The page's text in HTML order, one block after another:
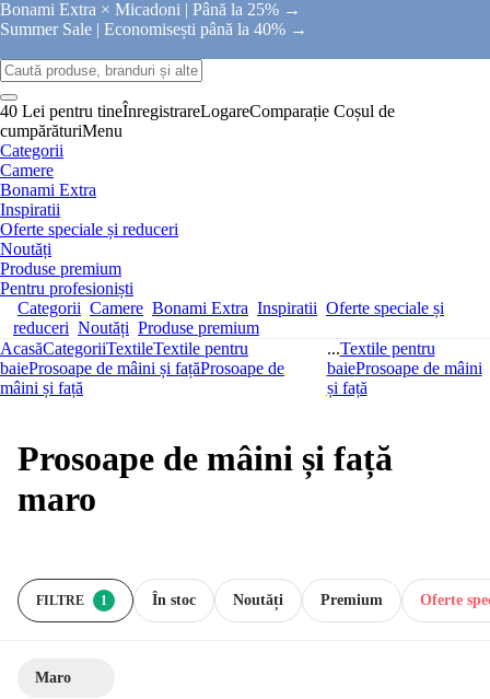
Bonami Extra × Micadoni | Până la 25% →
Summer Sale | Economisești până la 40% →
40 Lei pentru tineÎnregistrareLogareComparație Coșul de
cumpărăturiMenu
Categorii
Camere
Bonami Extra
Inspiratii
Oferte speciale și reduceri
Noutăți
Produse premium
Pentru profesioniști
Categorii Camere Bonami Extra Inspiratii Oferte speciale și
reduceri Noutăți Produse premium
AcasăCategoriiTextileTextile pentru
baieProsoape de mâini și fațăProsoape de
mâini și față
...Textile pentru
baieProsoape de mâini
și față
Prosoape de mâini și față
maro
FILTRE 1 În stoc Premium Oferte
Noutăți
Maro